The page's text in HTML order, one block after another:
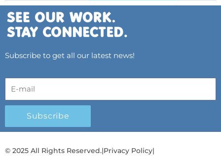
Subscribe to get all our latest news!
Subscribe
© 2025 All Rights Reserved.|Privacy Policy|